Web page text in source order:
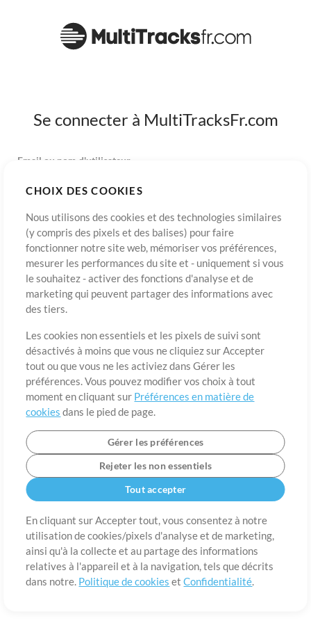
CHOIX DES COOKIES
Nous utilisons des cookies et des technologies similaires
(y compris des pixels et des balises) pour faire
fonctionner notre site web, mémoriser vos préférences,
mesurer les performances du site et - uniquement si vous
le souhaitez - activer des fonctions d'analyse et de
marketing qui peuvent partager des informations avec
des tiers.
Les cookies non essentiels et les pixels de suivi sont
désactivés à moins que vous ne cliquiez sur Accepter
tout ou que vous ne les activiez dans Gérer les
préférences. Vous pouvez modifier vos choix à tout
moment en cliquant sur Préférences en matière de
cookies dans le pied de page.
Gérer les préférences
Rejeter les non essentiels
Tout accepter
En cliquant sur Accepter tout, vous consentez à notre
utilisation de cookies/pixels d'analyse et de marketing,
ainsi qu'à la collecte et au partage des informations
relatives à l'appareil et à la navigation, tels que décrits
dans notre. Politique de cookies etConfidentialité.
Se connecter à MultiTracksFr.com
Email ou nom d'utilisateur
S’inscrireMot de passe oublié? Connexion
matière de cookies
Contact
©2006-2026 par MultiTracks LLC. Tous droits réservés.